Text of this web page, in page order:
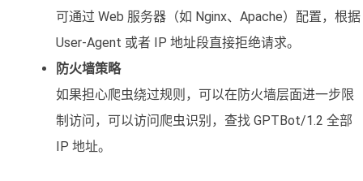
可通过 Web 服务器（如 Nginx、Apache）配置，根据
User-Agent 或者 IP 地址段直接拒绝请求。
防火墙策略
如果担心爬虫绕过规则，可以在防火墙层面进一步限
制访问，可以访问爬虫识别，查找 GPTBot/1.2 全部
IP 地址。